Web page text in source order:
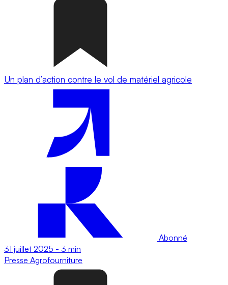
Un plan d’action contre le vol de matériel agricole
Abonné
31 juillet 2025 - 3 min
Presse Agrofourniture